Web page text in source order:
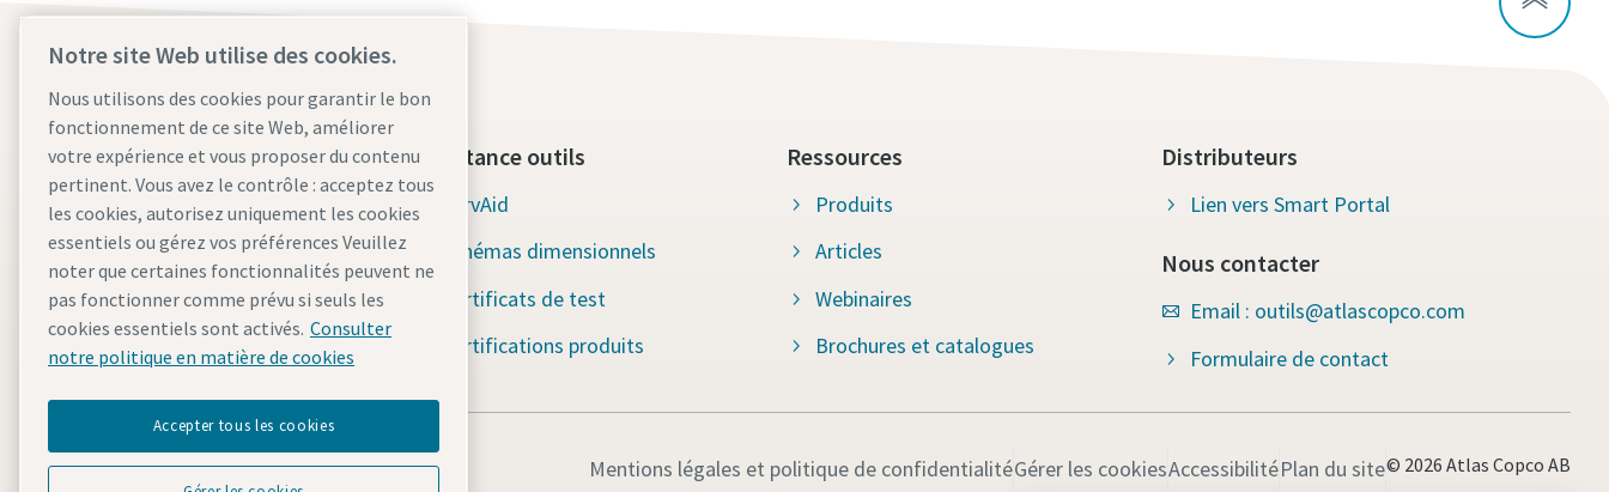
Qui sommes-nous ?
Atlas Copco Group
Industrial Technique
Industries
Carrières
Assistance outils
ServAid
Schémas dimensionnels
Certificats de test
Certifications produits
Ressources
Produits
Articles
Webinaires
Brochures et catalogues
Distributeurs
Lien vers Smart Portal
Nous contacter
Email : outils@atlascopco.com
Formulaire de contact
Mentions légales et politique de confidentialitéGérer les cookiesAccessibilitéPlan du site© 2026 Atlas Copco AB
Notre site Web utilise des cookies.
Nous utilisons des cookies pour garantir le bon
fonctionnement de ce site Web, améliorer
votre expérience et vous proposer du contenu
pertinent. Vous avez le contrôle : acceptez tous
les cookies, autorisez uniquement les cookies
essentiels ou gérez vos préférences Veuillez
noter que certaines fonctionnalités peuvent ne
pas fonctionner comme prévu si seuls les
cookies essentiels sont activés. Consulter
notre politique en matière de cookies
Accepter tous les cookies